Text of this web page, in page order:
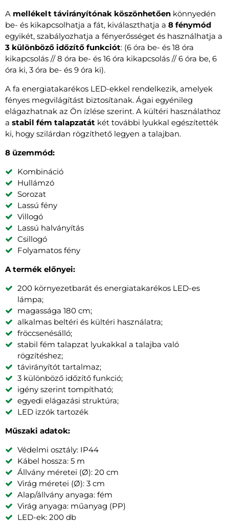
A mellékelt távirányítónak köszönhetően könnyedén
be- és kikapcsolhatja a fát, kiválaszthatja a 8 fénymód
egyikét, szabályozhatja a fényerősséget és használhatja a
3 különböző időzítő funkciót: (6 óra be- és 18 óra
kikapcsolás // 8 óra be- és 16 óra kikapcsolás // 6 óra be, 6
óra ki, 3 óra be- és 9 óra ki).
A fa energiatakarékos LED-ekkel rendelkezik, amelyek
fényes megvilágítást biztosítanak. Ágai egyénileg
elágazhatnak az Ön ízlése szerint. A kültéri használathoz
a stabil fém talapzatát két további lyukkal egészítették
ki, hogy szilárdan rögzíthető legyen a talajban.
8 üzemmód:
Kombináció
Hullámzó
Sorozat
Lassú fény
Villogó
Lassú halványítás
Csillogó
Folyamatos fény
A termék előnyei:
200 környezetbarát és energiatakarékos LED-es
lámpa;
magassága 180 cm;
alkalmas beltéri és kültéri használatra;
fröccsenésálló;
stabil fém talapzat lyukakkal a talajba való
rögzítéshez;
távirányítót tartalmaz;
3 különböző időzítő funkció;
igény szerint tompítható;
egyedi elágazási struktúra;
LED izzók tartozék
Műszaki adatok:
Védelmi osztály: IP44
Kábel hossza: 5 m
Állvány méretei (Ø): 20 cm
Virág méretei (Ø): 3 cm
Alap/állvány anyaga: fém
Virág anyaga: műanyag (PP)
LED-ek: 200 db